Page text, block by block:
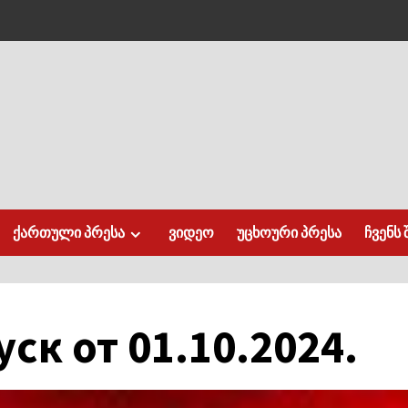
ქართული პრესა ვიდეო უცხოური პრესა ჩვენს
от 01.10.2024.